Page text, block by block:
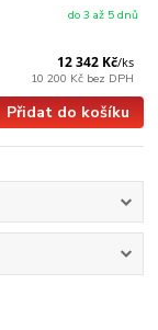
12 342 Kč/ks
10 200 Kč bez DPH
do 3 až 5 dnů
Přidat do košíku